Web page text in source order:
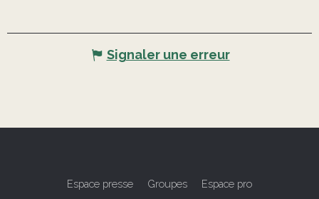
Signaler une erreur
Espace presse Groupes Espace pro